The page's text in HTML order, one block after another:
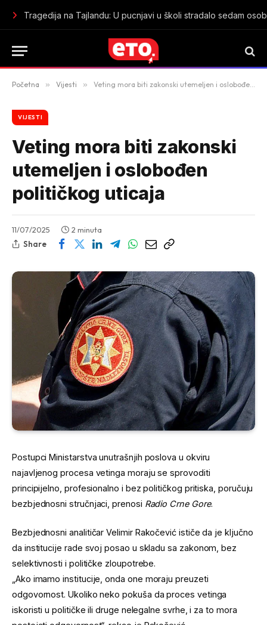
U kancelariju na vrijeme, na posao kad se stigne
Početna » Vijesti » Veting mora biti zakonski utemeljen i oslobođen političkog uticaja
VIJESTI
Veting mora biti zakonski
utemeljen i oslobođen
političkog uticaja
11/07/2025
2 minuta
Share
Postupci Ministarstva unutrašnjih poslova u okviru
najavljenog procesa vetinga moraju se sprovoditi
principijelno, profesionalno i bez političkog pritiska, poručuju
bezbjednosni stručnjaci, prenosi Radio Crne Gore.
Bezbjednosni analitičar Velimir Rakočević ističe da je ključno
da institucije rade svoj posao u skladu sa zakonom, bez
selektivnosti i političke zloupotrebe.
„Ako imamo institucije, onda one moraju preuzeti
odgovornost. Ukoliko neko pokuša da proces vetinga
iskoristi u političke ili druge nelegalne svrhe, i za to mora